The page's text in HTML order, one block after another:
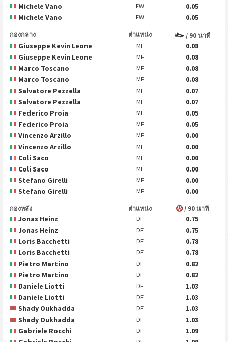
Michele Vano
FW
0.05
Michele Vano
FW 0.05
กองกลาง ตำแหน่ง / 90 นาที
Giuseppe Kevin Leone MF
0.08
Giuseppe Kevin Leone
MF
0.08
Marco Toscano
MF
0.08
Marco Toscano
MF
0.08
Salvatore Pezzella
MF
0.07
Salvatore Pezzella
MF
0.07
Federico Proia
MF
0.05
Federico Proia
MF
0.05
Vincenzo Arzillo
MF
0.00
Vincenzo Arzillo
MF
0.00
Coli Saco
MF
0.00
Coli Saco
MF
0.00
Stefano Girelli
MF
0.00
Stefano Girelli
MF 0.00
กองหลัง ตำแหน่ง / 90 นาที
Jonas Heinz DF
0.75
Jonas Heinz
DF
0.75
Loris Bacchetti
DF
0.78
Loris Bacchetti
DF
0.78
Pietro Martino
DF
0.82
Pietro Martino
DF
0.82
Daniele Liotti
DF
1.03
Daniele Liotti
DF
1.03
Shady Oukhadda
DF
1.03
Shady Oukhadda
DF
1.03
Gabriele Rocchi
DF
1.09